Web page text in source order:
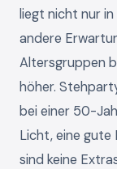
liegt nicht nur
andere
Altersgruppen
höher.
bei einer 50-
Licht, eine gute
sind keine